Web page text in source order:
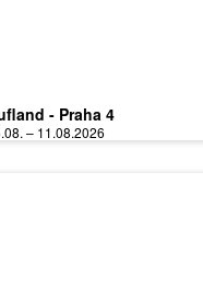
- Praha 4
– 11.08.2026